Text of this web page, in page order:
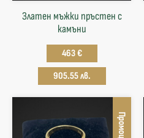
Златен мъжки пръстен с
камъни
463 €
905.55 лв.
Промоция